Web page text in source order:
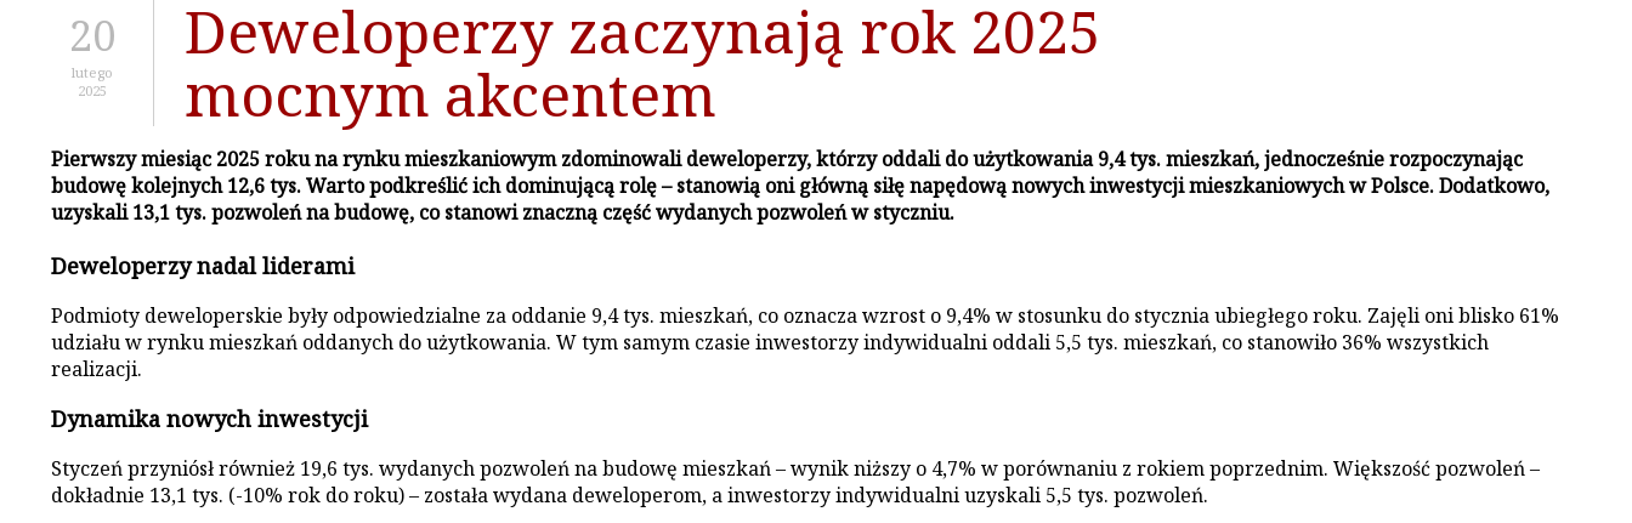
Deweloperzy zaczynają rok 2025
mocnym akcentem
20
lutego
2025
Pierwszy miesiąc 2025 roku na rynku mieszkaniowym zdominowali deweloperzy, którzy oddali do użytkowania 9,4 tys. mieszkań, jednocześnie rozpoczynając
budowę kolejnych 12,6 tys. Warto podkreślić ich dominującą rolę – stanowią oni główną siłę napędową nowych inwestycji mieszkaniowych w Polsce. Dodatkowo,
uzyskali 13,1 tys. pozwoleń na budowę, co stanowi znaczną część wydanych pozwoleń w styczniu.
Deweloperzy nadal liderami
Podmioty deweloperskie były odpowiedzialne za oddanie 9,4 tys. mieszkań, co oznacza wzrost o 9,4% w stosunku do stycznia ubiegłego roku. Zajęli oni blisko 61%
udziału w rynku mieszkań oddanych do użytkowania. W tym samym czasie inwestorzy indywidualni oddali 5,5 tys. mieszkań, co stanowiło 36% wszystkich
realizacji.
Dynamika nowych inwestycji
Styczeń przyniósł również 19,6 tys. wydanych pozwoleń na budowę mieszkań – wynik niższy o 4,7% w porównaniu z rokiem poprzednim. Większość pozwoleń –
dokładnie 13,1 tys. (-10% rok do roku) – została wydana deweloperom, a inwestorzy indywidualni uzyskali 5,5 tys. pozwoleń.